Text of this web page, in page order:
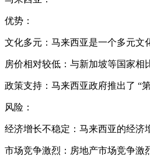
优势：
文化多元：马来西亚是一个多元文
房价相对较低：与新加坡等国家相
政策支持：马来西亚政府推出了 “
风险：
经济增长不稳定：马来西亚的经济
市场竞争激烈：房地产市场竞争激